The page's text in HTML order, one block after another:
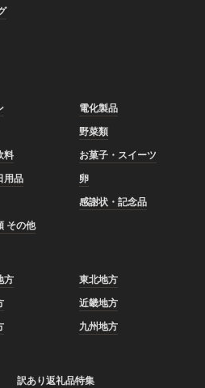
電化製品
野菜類
料
お菓子・スイーツ
用品
卵
感謝状・記念品
その他
方
東北地方
近畿地方
九州地方
訳あり返礼品特集